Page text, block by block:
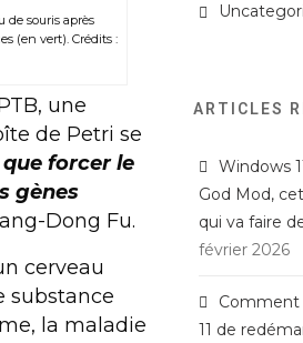
de souris après
(en vert). Crédits :
une
de Petri se
que forcer le
gènes
Dong Fu.
cerveau
substance
la maladie
ARTICLES
Windows
God Mod,
qui va faire
février 2026
Comment
11 de